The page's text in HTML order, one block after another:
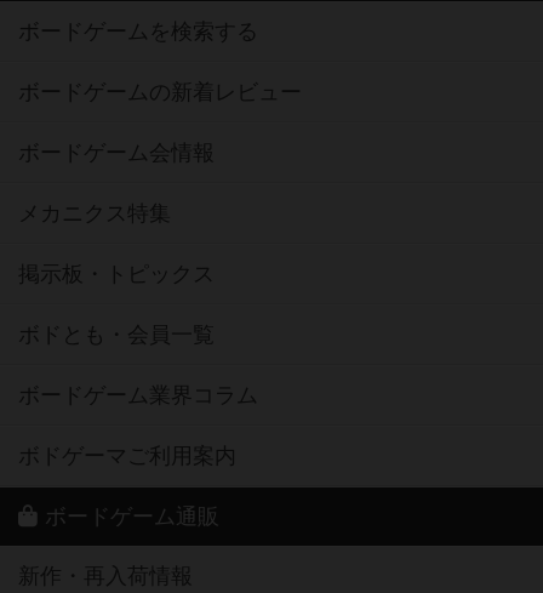
ボードゲームを検索する
ボードゲームの新着レビュー
ボードゲーム会情報
メカニクス特集
掲示板・トピックス
ボドとも・会員一覧
ボードゲーム業界コラム
ボドゲーマご利用案内
ボードゲーム通販
新作・再入荷情報